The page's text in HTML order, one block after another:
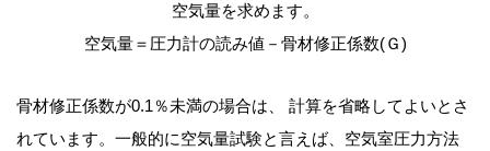
空気量を求めます。
空気量＝圧力計の読み値－骨材修正係数(Ｇ)
骨材修正係数が0.1％未満の場合は、 計算を省略してよいとさ
れています。一般的に空気量試験と言えば、空気室圧力方法